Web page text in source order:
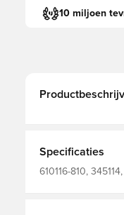
10 miljoen
Specificaties
610116-810,